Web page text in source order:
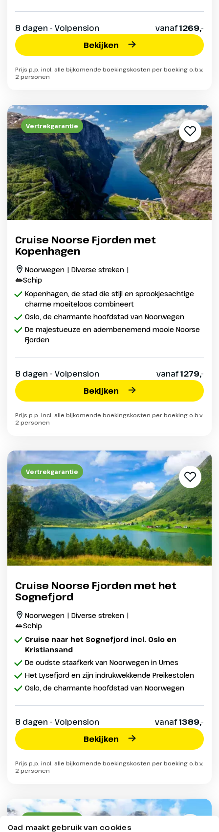
Oad maakt gebruik van cookies
8 dagen - Volpension vanaf1269,-
Bekijken
Prijs p.p. incl. alle bijkomende boekingskosten per boeking o.b.v.
2 personen
Vertrekgarantie
Cruise Noorse Fjorden met
Kopenhagen
Noorwegen | Diverse streken |
Schip
Kopenhagen, de stad die stijl en sprookjesachtige
charme moeiteloos combineert
Oslo, de charmante hoofdstad van Noorwegen
De majestueuze en adembenemend mooie Noorse
Fjorden
8 dagen - Volpension vanaf1279,-
Bekijken
Prijs p.p. incl. alle bijkomende boekingskosten per boeking o.b.v.
2 personen
Vertrekgarantie
Cruise Noorse Fjorden met het
Sognefjord
Noorwegen | Diverse streken |
Schip
Cruise naar het Sognefjord incl. Oslo en
Kristiansand
De oudste staafkerk van Noorwegen in Urnes
Het Lysefjord en zijn indrukwekkende Preikestolen
Oslo, de charmante hoofdstad van Noorwegen
8 dagen - Volpension vanaf1389,-
Bekijken
Prijs p.p. incl. alle bijkomende boekingskosten per boeking o.b.v.
2 personen